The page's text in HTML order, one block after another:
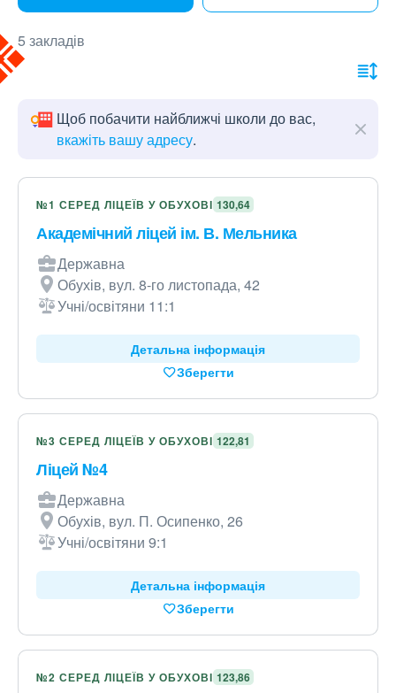
5 закладів
Щоб побачити найближчі школи до вас,
вкажіть вашу адресу.
№1 СЕРЕД ЛІЦЕЇВ У ОБУХОВІ 130,64
Академічний ліцей ім. В. Мельника
Державна
Обухів, вул. 8-го листопада, 42
Учні/освітяни 11:1
Детальна інформація
Зберегти
№3 СЕРЕД ЛІЦЕЇВ У ОБУХОВІ 122,81
Ліцей №4
Державна
Обухів, вул. П. Осипенко, 26
Учні/освітяни 9:1
Детальна інформація
Зберегти
№2 СЕРЕД ЛІЦЕЇВ У ОБУХОВІ 123,86